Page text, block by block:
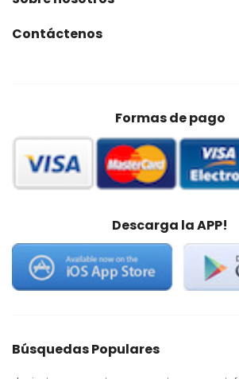
Contáctenos
Formas de pago
Descarga la APP!
Búsquedas Populares